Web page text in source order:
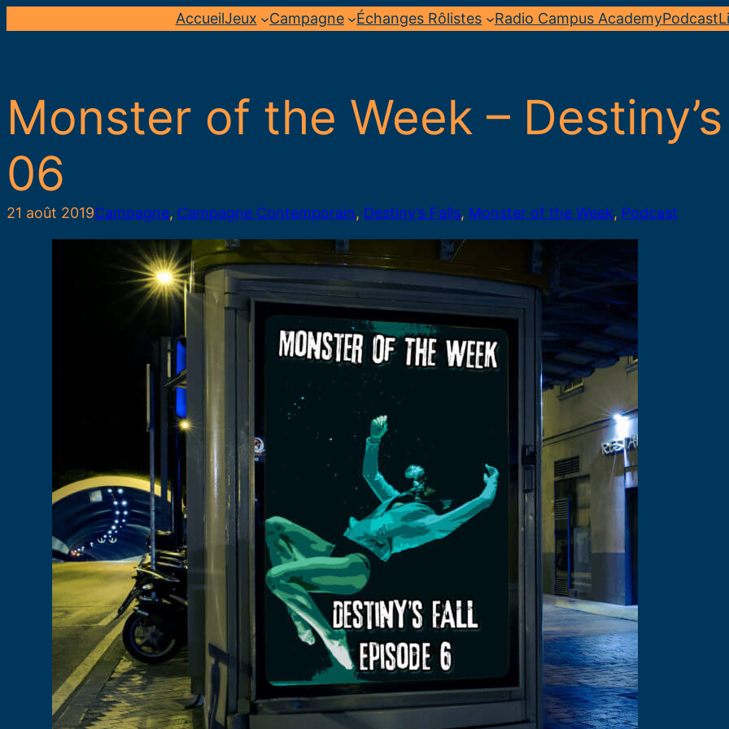
AccueilJeux Campagne Échanges Rôlistes Radio Campus AcademyPodcast
Monster of the Week –
06
21 août 2019Campagne, Campagne Contemporain, Destiny’s Falls, Monster of the Week, Podcast